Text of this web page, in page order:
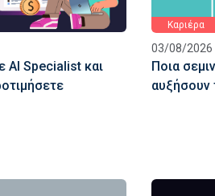
AI Specialist και
Καριέρα
03/08/2026
Ποια
αυξήσουν